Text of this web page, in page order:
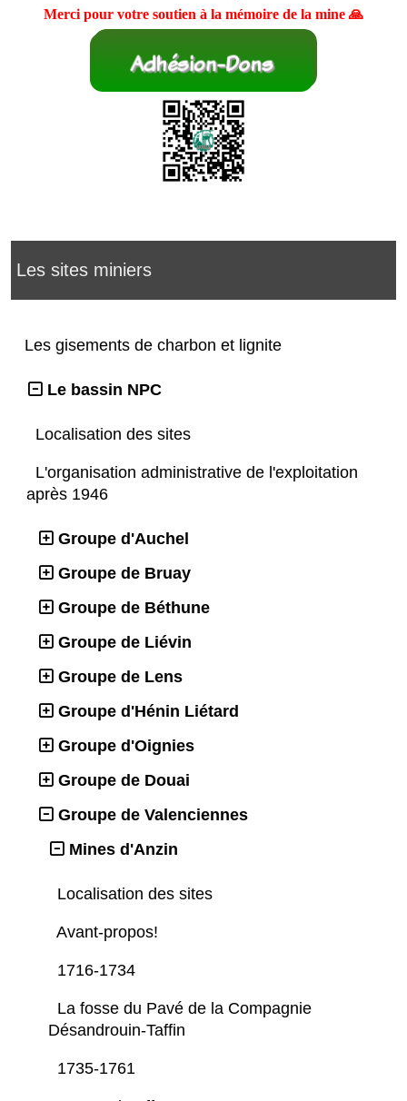
Merci pour votre soutien à la mémoire de la mine 🙏
Les sites miniers
Les gisements de charbon et lignite
Le bassin NPC
Localisation des sites
L'organisation administrative de l'exploitation
après 1946
Groupe d'Auchel
Groupe de Bruay
Groupe de Béthune
Groupe de Liévin
Groupe de Lens
Groupe d'Hénin Liétard
Groupe d'Oignies
Groupe de Douai
Groupe de Valenciennes
Mines d'Anzin
Localisation des sites
Avant-propos!
1716-1734
La fosse du Pavé de la Compagnie
Désandrouin-Taffin
1735-1761